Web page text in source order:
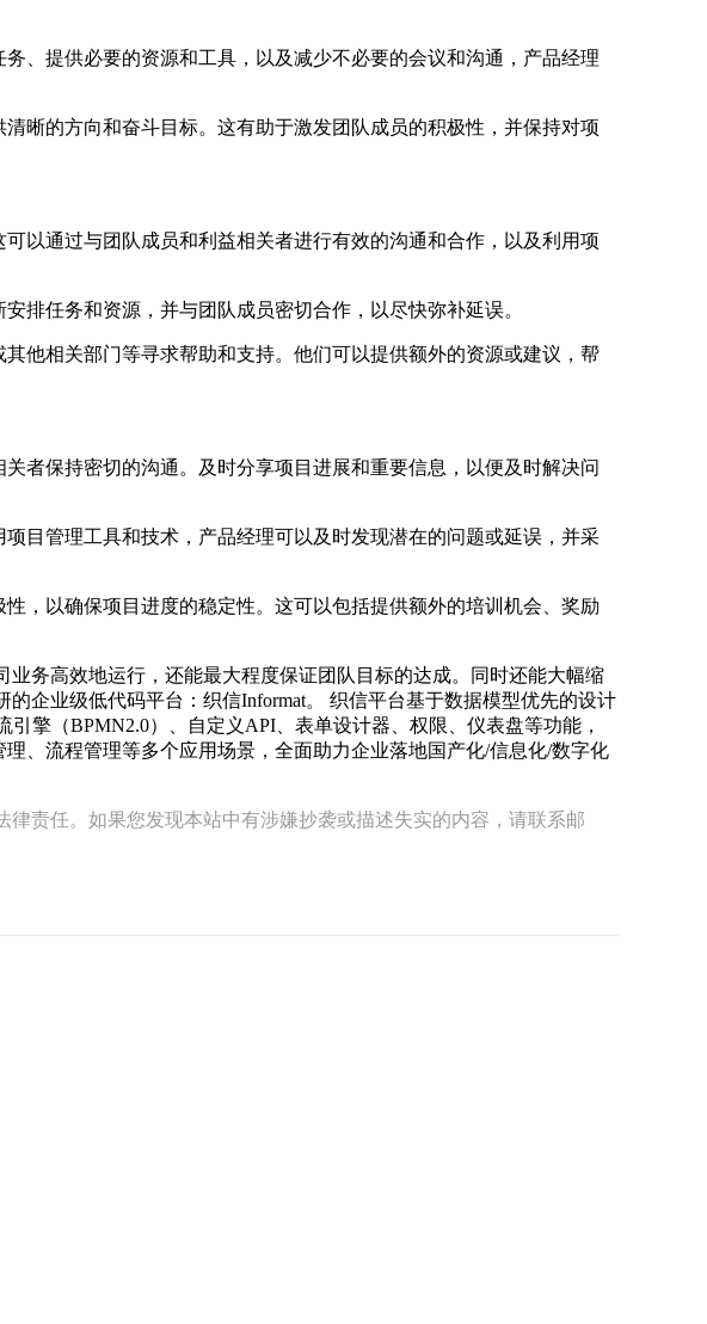
、提供必要的资源和工具，以及减少不必要的会议和沟通，产品经理
晰的方向和奋斗目标。这有助于激发团队成员的积极性，并保持对项
以通过与团队成员和利益相关者进行有效的沟通和合作，以及利用项
排任务和资源，并与团队成员密切合作，以尽快弥补延误。
他相关部门等寻求帮助和支持。他们可以提供额外的资源或建议，帮
者保持密切的沟通。及时分享项目进展和重要信息，以便及时解决问
目管理工具和技术，产品经理可以及时发现潜在的问题或延误，并采
，以确保项目进度的稳定性。这可以包括提供额外的培训机会、奖励
务高效地运行，还能最大程度保证团队目标的达成。同时还能大幅缩
企业级低代码平台：织信Informat。 织信平台基于数据模型优先的设计
擎（BPMN2.0）、自定义API、表单设计器、权限、仪表盘等功能，
、流程管理等多个应用场景，全面助力企业落地国产化/信息化/数字化
责任。如果您发现本站中有涉嫌抄袭或描述失实的内容，请联系邮